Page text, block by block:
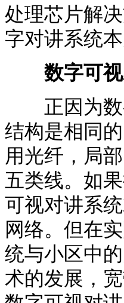
处理芯片解
字对讲系统
数字可视
正因为数
结构是相同
用光纤，局部
五类线。如
可视对讲系
网络。但在
统与小区中
术的发展，